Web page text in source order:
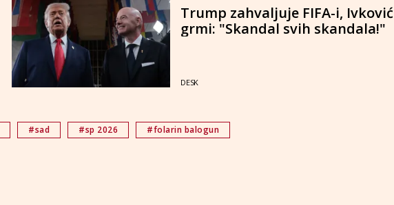
Trump zahvaljuje FIFA-i, Ivković
grmi: "Skandal svih skandala!"
DESK
#sad #sp 2026 #folarin balogun